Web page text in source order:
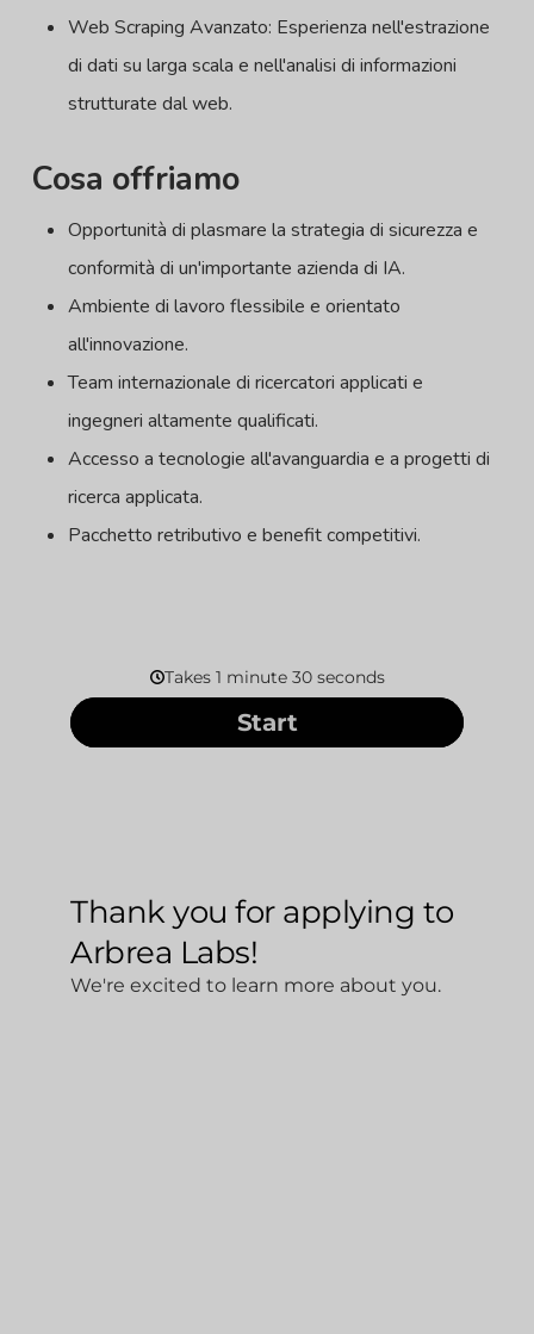
Web Scraping Avanzato: Esperienza nell'estrazione
di dati su larga scala e nell'analisi di informazioni
strutturate dal web.
Cosa offriamo
Opportunità di plasmare la strategia di sicurezza e
conformità di un'importante azienda di IA.
Ambiente di lavoro flessibile e orientato
all'innovazione.
Team internazionale di ricercatori applicati e
ingegneri altamente qualificati.
Accesso a tecnologie all'avanguardia e a progetti di
ricerca applicata.
Pacchetto retributivo e benefit competitivi.